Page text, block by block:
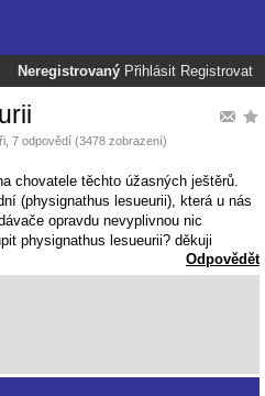
Neregistrovaný Přihlásit Registrovat
, 7 odpovědí (3478 zobrazení)
chovatele těchto úžasných ještěrů.
(physignathus lesueurii), která u nás
opravdu nevyplivnou nic
physignathus lesueurii? děkuji
Odpovědět